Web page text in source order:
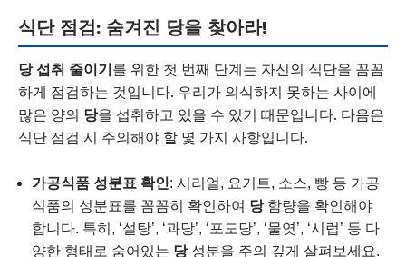
식단 점검: 숨겨진 당을 찾아라!
당 섭취 줄이기를 위한 첫 번째 단계는 자신의 식단을 꼼꼼
하게 점검하는 것입니다. 우리가 의식하지 못하는 사이에
많은 양의 당을 섭취하고 있을 수 있기 때문입니다. 다음은
식단 점검 시 주의해야 할 몇 가지 사항입니다.
가공식품 성분표 확인: 시리얼, 요거트, 소스, 빵 등 가공
식품의 성분표를 꼼꼼히 확인하여 당함량을 확인해야
합니다. 특히, ‘설탕’, ‘과당’, ‘포도당’, ‘물엿’, ‘시럽’ 등 다
양한 형태로 숨어있는 당성분을 주의 깊게 살펴보세요.